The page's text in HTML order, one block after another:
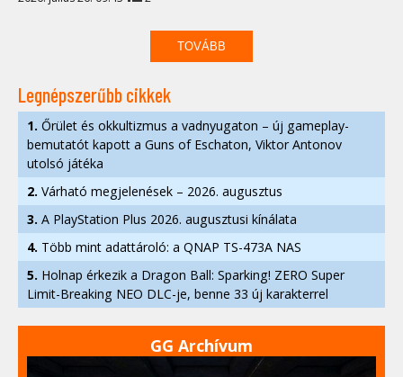
TOVÁBB
Legnépszerűbb cikkek
1. Őrület és okkultizmus a vadnyugaton – új gameplay-
bemutatót kapott a Guns of Eschaton, Viktor Antonov
utolsó játéka
2. Várható megjelenések – 2026. augusztus
3. A PlayStation Plus 2026. augusztusi kínálata
4. Több mint adattároló: a QNAP TS-473A NAS
5. Holnap érkezik a Dragon Ball: Sparking! ZERO Super
Limit-Breaking NEO DLC-je, benne 33 új karakterrel
GG Archívum